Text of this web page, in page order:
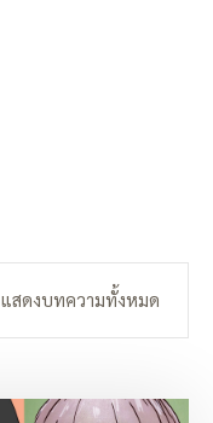
แสดงบทความทั้งหมด